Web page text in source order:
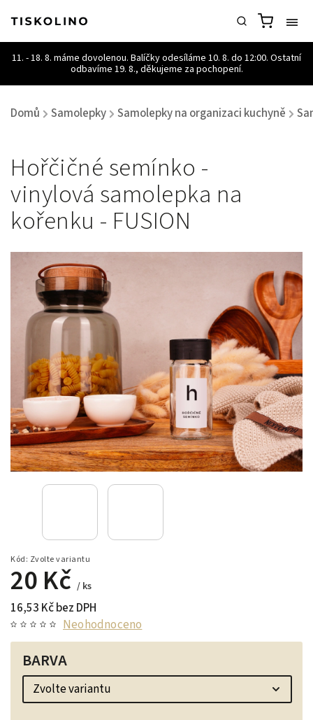
Domů / Samolepky / Samolepky na organizaci kuchyně /
Hořčičné semínko -
vinylová samolepka na
kořenku - FUSION
Kód: Zvolte variantu
20 Kč / ks
16,53 Kč bez DPH
Neohodnoceno
BARVA